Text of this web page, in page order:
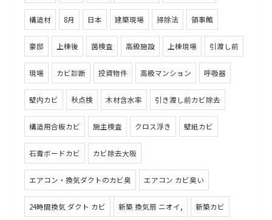
構造材 8月 日本 建築現場 掃除法 領事館
豪邸 上棟後 菌検査 高級施設 上棟現場 引渡し前
現場 カビ診断 投資物件 高級マンション 呼吸器
壁内カビ 秋点検 木材含水率 引き渡し前カビ除去
構造用合板カビ 施主検査 クロス浮き 壁紙カビ
石膏ボードカビ カビ除去大阪
エアコン・換気ダクトのカビ臭 エアコン カビ臭い
24時間換気 ダクト カビ 新築 換気扇 ニオイ, 新築カビ